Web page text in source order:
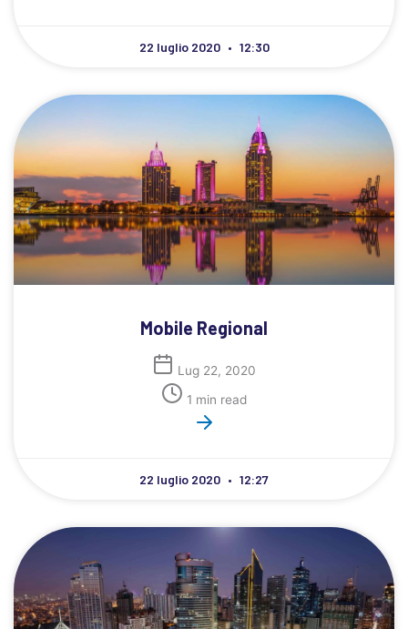
22 luglio 2020 12:30
Mobile Regional
Lug 22, 2020
1 min read
22 luglio 2020 12:27